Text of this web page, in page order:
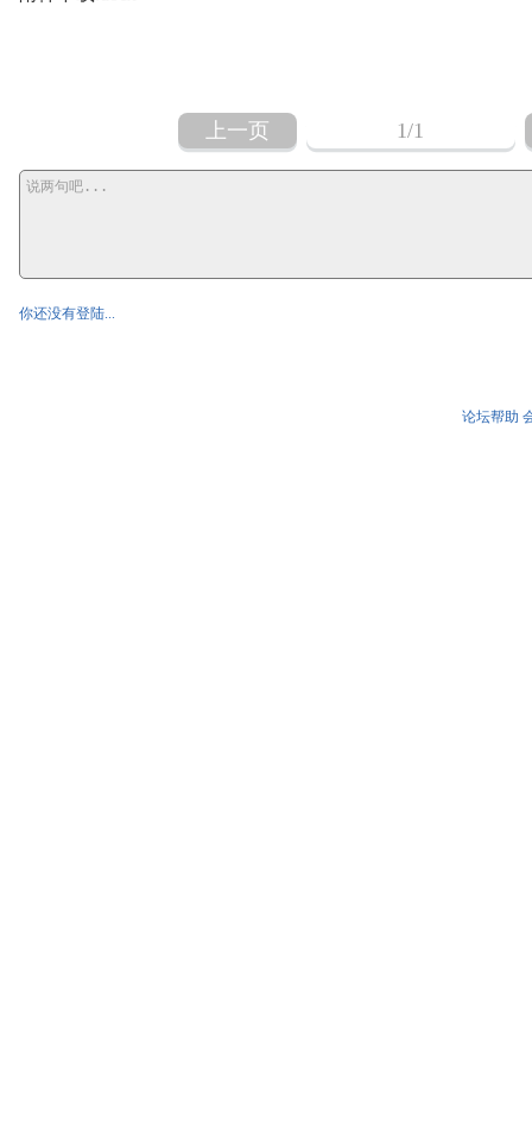
上一页 1/1
你还没有登陆...
论坛帮助